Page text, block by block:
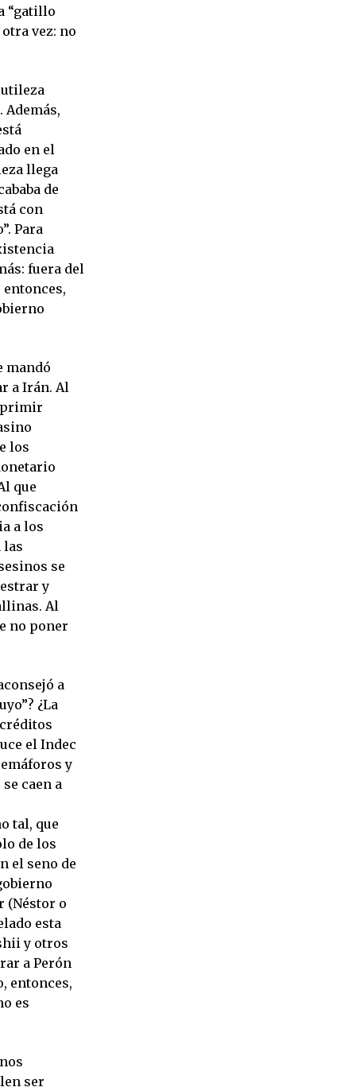
“gatillo
vez: no
en el
llega
de
con
Para
fuera del
mandó
a Irán. Al
los
que
a los
las
se
y
Al
no poner
a
¿La
el Indec
y
caen a
tal, que
de los
el seno de
(Néstor o
esta
y otros
a Perón
entonces,
es
ser